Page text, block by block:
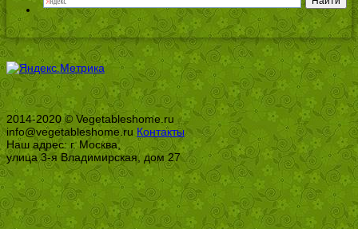
2014-2020 © Vegetableshome.ru
info@vegetableshome.ru Контакты
Наш адрес: г. Москва,
улица 3-я Владимирская, дом 27